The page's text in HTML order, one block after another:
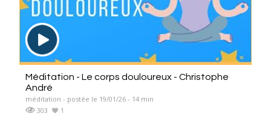
Méditation - Le corps douloureux - Christophe
André
méditation - postée le 19/01/26 - 14 min
303
1